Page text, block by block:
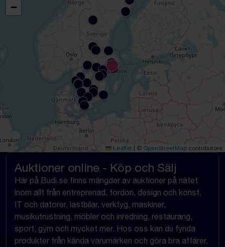
−
Leaflet | © OpenStreetMap contributors
Auktioner online - Köp och Sälj
Här på Budi.se finns mängder av auktioner på nätet
inom allt från entreprenad, fordon, design och konst,
IT och datorer, lastbilar, verktyg, maskiner,
musikutrustning, möbler och inredning, restaurang,
sport, gym och mycket mer. Hos oss kan du fynda
produkter från kända varumärken och göra bra affärer.